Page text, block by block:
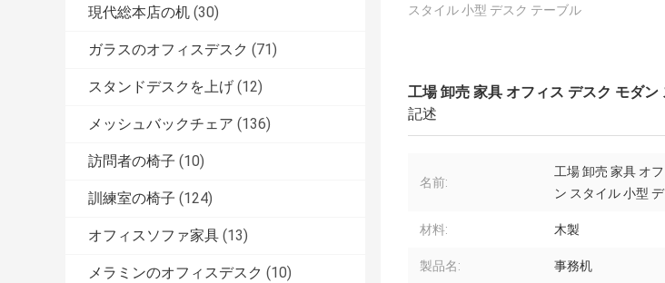
現代総本店の机 (30)
ガラスのオフィスデスク (71)
スタンドデスクを上げ (12)
メッシュバックチェア (136)
訪問者の椅子 (10)
訓練室の椅子 (124)
オフィスソファ家具 (13)
メラミンのオフィスデスク (10)
スタイル 小型 デスク テーブル
工場 卸売 家具 オフィス デスク モダ
記述
名前:
工場 卸売 家具 オ
ン スタイル 小型
材料: 木製
製品名: 事務机